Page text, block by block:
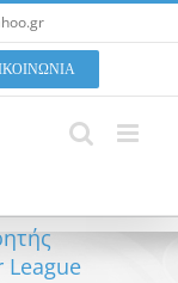
League